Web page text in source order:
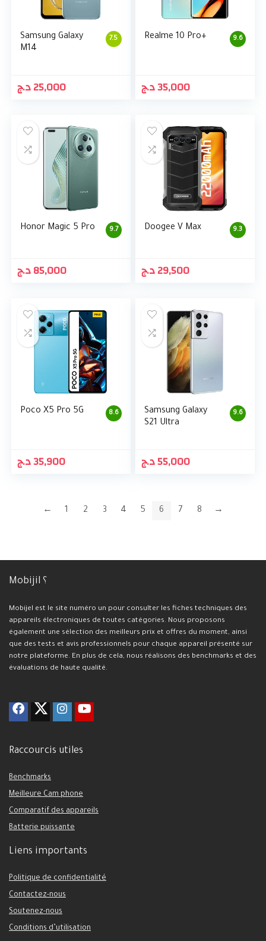
7.5
Samsung Galaxy
M14
25,000د.ج
9.6
Realme 10 Pro+
35,000د.ج
9.7
Honor Magic 5 Pro
85,000د.ج
9.3
Doogee V Max
29,500د.ج
8.6
Poco X5 Pro 5G
35,900د.ج
9.6
Samsung Galaxy
S21 Ultra
55,000د.ج
← 1 2 3 4 5 6 7 8 →
Mobijil ؟
Mobijel est le site numéro un pour consulter les fiches techniques des
appareils électroniques de toutes catégories. Nous proposons
également une sélection des meilleurs prix et offres du moment, ainsi
que des tests et avis professionnels pour chaque appareil présenté sur
notre plateforme. En plus de cela, nous réalisons des benchmarks et des
évaluations de haute qualité.
Raccourcis utiles
Benchmarks
Meilleure Cam phone
Comparatif des appareils
Batterie puissante
Liens importants
Politique de confidentialité
Contactez-nous
Soutenez-nous
Conditions d’utilisation